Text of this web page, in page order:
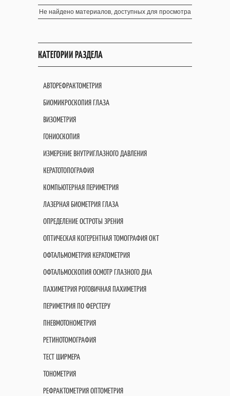
Не найдено материалов, доступных для просмотра
КАТЕГОРИИ РАЗДЕЛА
АВТОРЕФРАКТОМЕТРИЯ
БИОМИКРОСКОПИЯ ГЛАЗА
ВИЗОМЕТРИЯ
ГОНИОСКОПИЯ
ИЗМЕРЕНИЕ ВНУТРИГЛАЗНОГО ДАВЛЕНИЯ
КЕРАТОТОПОГРАФИЯ
КОМПЬЮТЕРНАЯ ПЕРИМЕТРИЯ
ЛАЗЕРНАЯ БИОМЕТРИЯ ГЛАЗА
ОПРЕДЕЛЕНИЕ ОСТРОТЫ ЗРЕНИЯ
ОПТИЧЕСКАЯ КОГЕРЕНТНАЯ ТОМОГРАФИЯ OКT
ОФТАЛЬМОМЕТРИЯ КЕРАТОМЕТРИЯ
ОФТАЛЬМОСКОПИЯ ОСМОТР ГЛАЗНОГО ДНА
ПАХИМЕТРИЯ РОГОВИЧНАЯ ПАХИМЕТРИЯ
ПЕРИМЕТРИЯ ПО ФЕРСТЕРУ
ПНЕВМОТОНОМЕТРИЯ
РЕТИНОТОМОГРАФИЯ
ТЕСТ ШИРМЕРА
ТОНОМЕТРИЯ
РЕФРАКТОМЕТРИЯ ОПТОМЕТРИЯ